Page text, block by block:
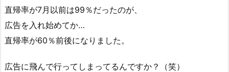
直帰率が7月以前は99％だったのが、
広告を入れ始めてか…
直帰率が60％前後になりました。
広告に飛んで行ってしまってるんですか？（笑）